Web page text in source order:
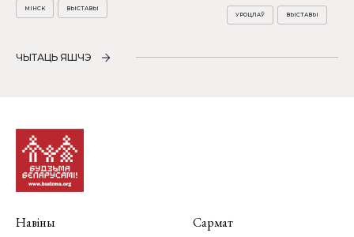
МІНСК ВЫСТАВЫ
УРОЦЛАЎ ВЫСТАВЫ
ЧЫТАЦЬ ЯШЧЭ
Навіны
Сармат